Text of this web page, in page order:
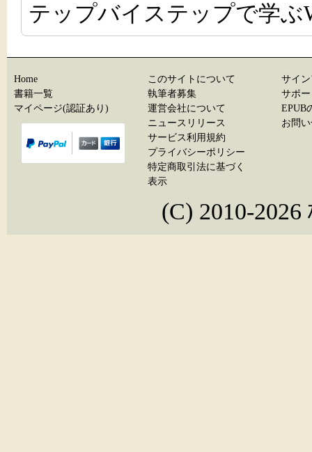
テップバイステップで学ぶ
Home
書籍一覧
マイページ(認証あり)
このサイトについて
執筆者募集
運営会社について
ニュースリリース
サービス利用規約
プライバシーポリシー
特定商取引法に基づく
表示
サイ
サポ
EPUB
お問
(C) 2010-